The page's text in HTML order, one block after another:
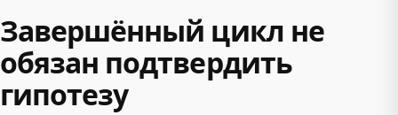
Завершённый цикл не
обязан подтвердить
гипотезу